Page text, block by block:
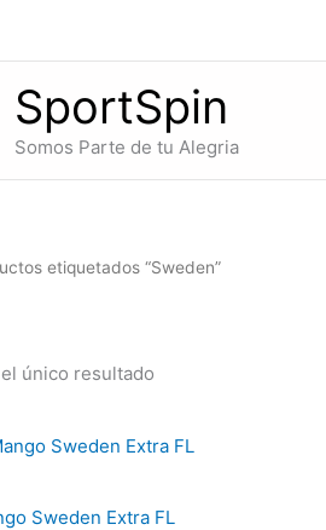
SportSpin
Somos Parte de tu Alegria
etiquetados “Sweden”
único resultado
Sweden Extra FL